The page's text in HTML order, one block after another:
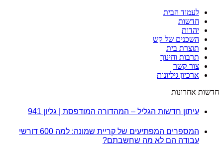
לעמוד הבית
חדשות
יהדות
השכנים של קש
תוצרת בית
תרבות וחינוך
צור קשר
ארכיון גיליונות
חדשות אחרונות
עיתון חדשות הגליל – המהדורה המודפסת | גליון 941
המספרים המפתיעים של קריית שמונה: למה 600 דורשי
עבודה הם לא מה שחשבתם?